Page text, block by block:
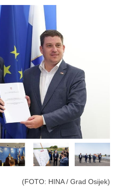
(FOTO: HINA / Grad Osijek)